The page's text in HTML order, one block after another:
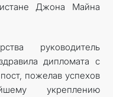
Джона Майна
руководитель
дипломата с
пожелав успехов
укреплению